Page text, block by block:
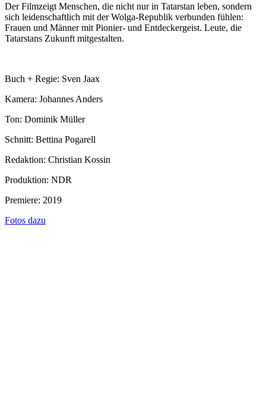
Der Filmzeigt Menschen, die nicht nur in Tatarstan leben, sondern
sich leidenschaftlich mit der Wolga-Republik verbunden fühlen:
Frauen und Männer mit Pionier- und Entdeckergeist. Leute, die
Tatarstans Zukunft mitgestalten.
Buch + Regie: Sven Jaax
Kamera: Johannes Anders
Ton: Dominik Müller
Schnitt: Bettina Pogarell
Redaktion: Christian Kossin
Produktion: NDR
Premiere: 2019
Fotos dazu